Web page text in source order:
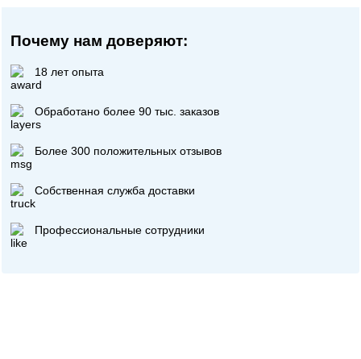
Почему нам доверяют:
18 лет опыта
Обработано более 90 тыс. заказов
Более 300 положительных отзывов
Собственная служба доставки
Профессиональные сотрудники